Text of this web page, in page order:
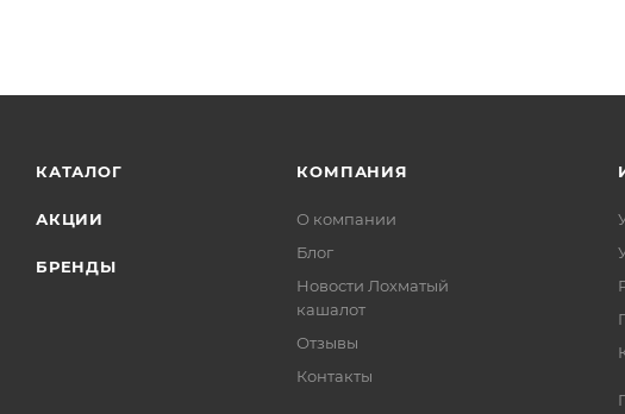
КАТАЛОГ
АКЦИИ
БРЕНДЫ
КОМПАНИЯ
О компании
Блог
Новости Лохматый
кашалот
Отзывы
Контакты